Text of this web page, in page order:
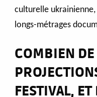
culturelle
longs-métrages
COMBIEN
FESTIVAL,